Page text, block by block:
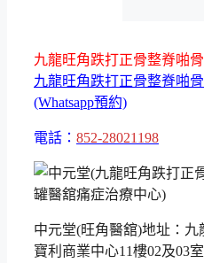
九龍旺角跌打正骨整脊啪
九龍旺角跌打正骨整脊啪
(Whatsapp預約)
電話： 852-28021198
中元堂(旺角醫舘)地址：
寶利商業中心11樓02及03